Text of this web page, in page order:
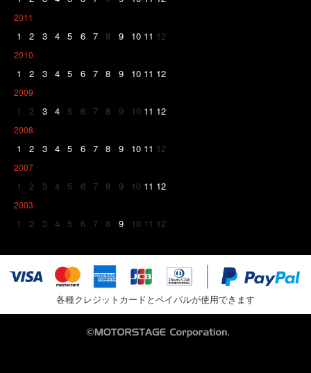
2011
1 2 3 4 5 6 7 8 9 10 11 12
2010
1 2 3 4 5 6 7 8 9 10 11 12
2009
1 2 3 4 5 6 7 8 9 10 11 12
2008
1 2 3 4 5 6 7 8 9 10 11 12
2007
1 2 3 4 5 6 7 8 9 10 11 12
2003
1 2 3 4 5 6 7 8 9 10 11 12
各種クレジットカードとペイパルが使用できます